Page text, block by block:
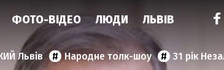
ФОТО-ВІДЕО ЛЮДИ ЛЬВІВ
Львів Народне толк-шоу 31 рік